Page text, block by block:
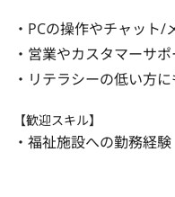
・PCの操作やチャット
・営業やカスタマーサ
・リテラシーの低い方
【歓迎スキル】
・福祉施設への勤務経験